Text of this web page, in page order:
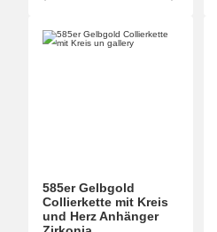
585er Gelbgold
Collierkette mit Kreis
und Herz Anhänger